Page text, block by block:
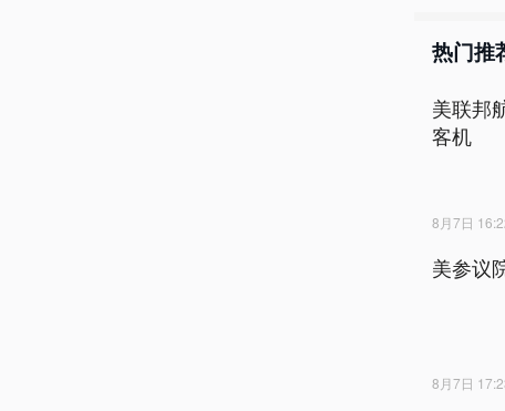
热门推
美联邦
客机
8月7日
美参议
8月7日